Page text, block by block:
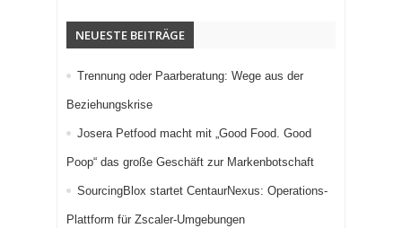
NEUESTE BEITRÄGE
Trennung oder Paarberatung: Wege aus der
Beziehungskrise
Josera Petfood macht mit „Good Food. Good
Poop“ das große Geschäft zur Markenbotschaft
SourcingBlox startet CentaurNexus: Operations-
Plattform für Zscaler-Umgebungen